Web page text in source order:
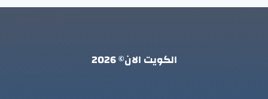
الكويت الان© 2026